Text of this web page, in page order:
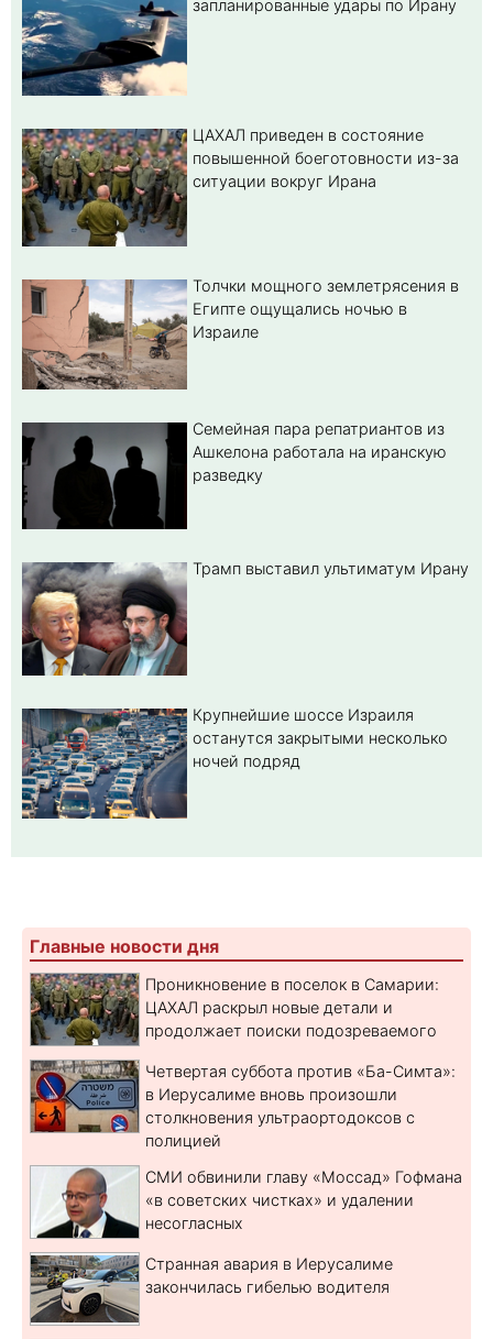
запланированные удары по Ирану
ЦАХАЛ приведен в состояние
повышенной боеготовности из-за
ситуации вокруг Ирана
Толчки мощного землетрясения в
Египте ощущались ночью в
Израиле
Семейная пара репатриантов из
Ашкелона работала на иранскую
разведку
Трамп выставил ультиматум Ирану
Крупнейшие шоссе Израиля
останутся закрытыми несколько
ночей подряд
Главные новости дня
Проникновение в поселок в Самарии:
ЦАХАЛ раскрыл новые детали и
продолжает поиски подозреваемого
Четвертая суббота против «Ба-Симта»:
в Иерусалиме вновь произошли
столкновения ультраортодоксов с
полицией
СМИ обвинили главу «Моссад» Гофмана
«в советских чистках» и удалении
несогласных
Странная авария в Иерусалиме
закончилась гибелью водителя